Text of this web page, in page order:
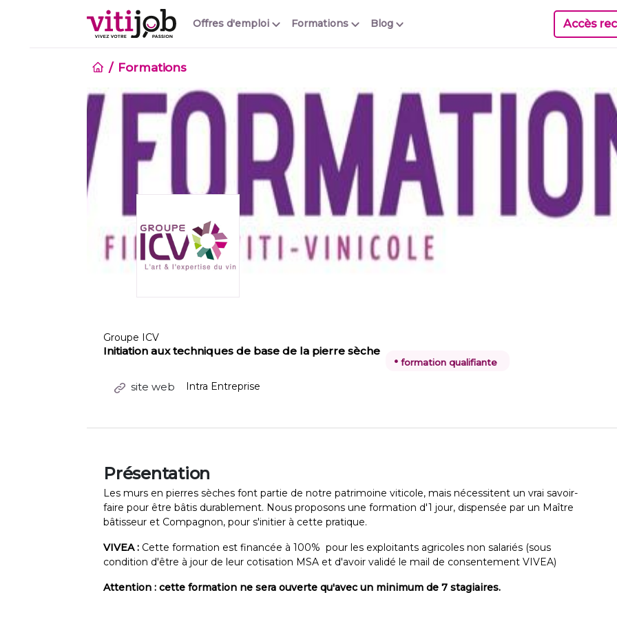
Offres d'emploi Blog
Formations Accès
Formations
Groupe ICV
Initiation aux techniques de base de la pierre sèche
• formation qualifiante
site web Intra Entreprise
Présentation
Les murs en pierres sèches font partie de notre patrimoine viticole, mais nécessitent un vrai savoir-
faire pour être bâtis durablement. Nous proposons une formation d'1 jour, dispensée par un Maître
bâtisseur et Compagnon, pour s'initier à cette pratique.
VIVEA : Cette formation est financée à 100% pour les exploitants agricoles non salariés (sous
condition d'être à jour de leur cotisation MSA et d'avoir validé le mail de consentement VIVEA)
Attention : cette formation ne sera ouverte qu'avec un minimum de 7 stagiaires.